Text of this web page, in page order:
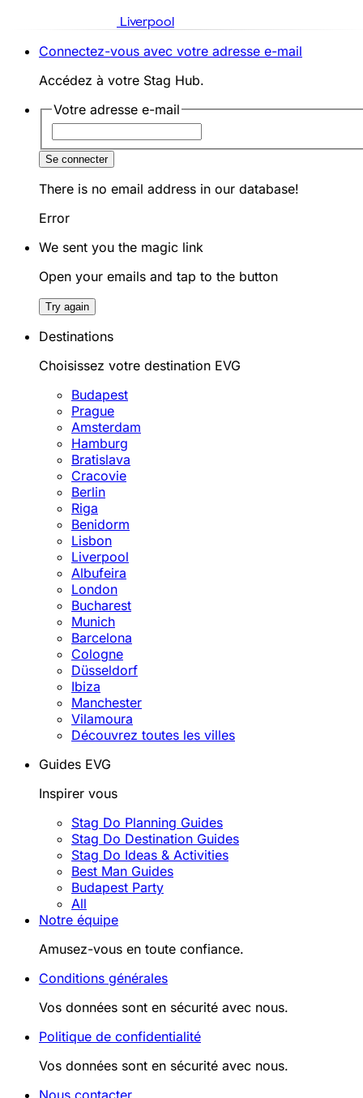
Liverpool
Connectez-vous avec votre adresse e-mail
Accédez à votre Stag Hub.
Votre adresse e-mail
Se connecter
There is no email address in our database!
Error
We sent you the magic link
Open your emails and tap to the button
Try again
Destinations
Choisissez votre destination EVG
Budapest
Prague
Amsterdam
Hamburg
Bratislava
Cracovie
Berlin
Riga
Benidorm
Lisbon
Liverpool
Albufeira
London
Bucharest
Munich
Barcelona
Cologne
Düsseldorf
Ibiza
Manchester
Vilamoura
Découvrez toutes les villes
Guides EVG
Inspirer vous
Stag Do Planning Guides
Stag Do Destination Guides
Stag Do Ideas & Activities
Best Man Guides
Budapest Party
All
Notre équipe
Amusez-vous en toute confiance.
Conditions générales
Vos données sont en sécurité avec nous.
Politique de confidentialité
Vos données sont en sécurité avec nous.
Nous contacter